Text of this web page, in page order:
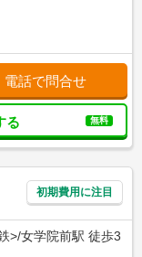
電話で問合せ
る 無料
初期費用に注目
>/女学院前駅 徒歩3